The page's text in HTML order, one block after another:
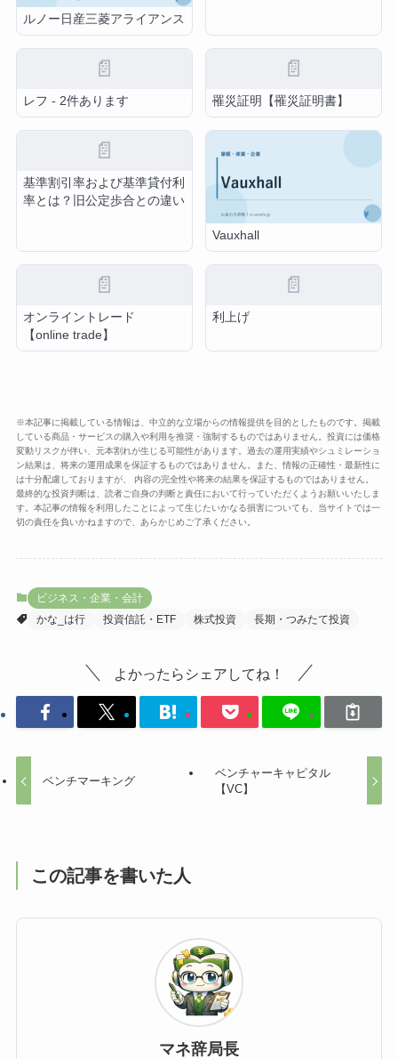
ルノー日産三菱アライアンス
📄
レフ - 2件あります
📄
罹災証明【罹災証明書】
📄
基準割引率および基準貸付利
率とは？旧公定歩合との違い
Vauxhall
📄
オンライントレード
【online trade】
📄
利上げ
※本記事に掲載している情報は、中立的な立場からの情報提供を目的としたものです。掲載
している商品・サービスの購入や利用を推奨・強制するものではありません。投資には価格
変動リスクが伴い、元本割れが生じる可能性があります。過去の運用実績やシュミレーショ
ン結果は、将来の運用成果を保証するものではありません。また、情報の正確性・最新性に
は十分配慮しておりますが、 内容の完全性や将来の結果を保証するものではありません。
最終的な投資判断は、読者ご自身の判断と責任において行っていただくようお願いいたしま
す。本記事の情報を利用したことによって生じたいかなる損害についても、当サイトでは一
切の責任を負いかねますので、あらかじめご了承ください。
ビジネス・企業・会計
かな_は行
投資信託・ETF 株式投資 長期・つみたて投資
よかったらシェアしてね！
ベンチマーキング
ベンチャーキャピタル
【VC】
この記事を書いた人
マネ辞局長